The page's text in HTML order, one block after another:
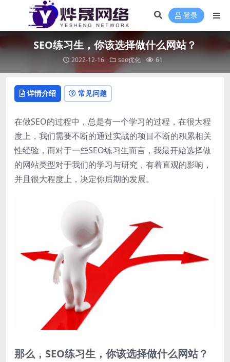
登录
SEO练习生，你该选择做什么网站？
2022-12-16 seo优化 61
详情介绍 常见问题
在做SEO的过程中，总是有一个学习的过程，在很大程
度上，我们需要不断的通过实战的项目不断的积累相关
性经验，而对于一些SEO练习生而言，我最开始选择做
的网站类型对于我们的学习与研究，有着直观的影响，
并且很大程度上，决定你后期的发展。
那么，SEO练习生，你该选择做什么网站？